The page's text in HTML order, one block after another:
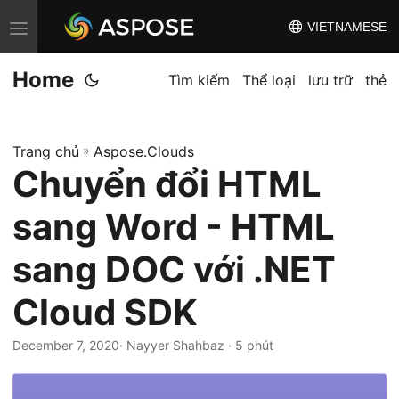
C
h
u
n
đ
i
i
ề
u
h
ư
VIETNAMESE
Home Tìm kiếm Thể loại lưu trữ thẻ
Trang chủ » Aspose.Clouds
Chuyển đổi HTML
sang Word - HTML
sang DOC với .NET
Cloud SDK
December 7, 2020· Nayyer Shahbaz · 5 phút